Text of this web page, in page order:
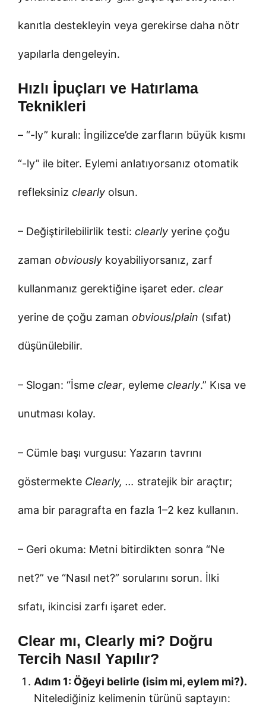
kanıtla destekleyin veya gerekirse daha nötr
yapılarla dengeleyin.
Hızlı İpuçları ve Hatırlama
Teknikleri
– “-ly” kuralı: İngilizce’de zarfların büyük kısmı
“-ly” ile biter. Eylemi anlatıyorsanız otomatik
refleksiniz clearly olsun.
– Değiştirilebilirlik testi: clearly yerine çoğu
zaman obviously koyabiliyorsanız, zarf
kullanmanız gerektiğine işaret eder. clear
yerine de çoğu zaman obvious/plain (sıfat)
düşünülebilir.
– Slogan: “İsme clear, eyleme clearly.” Kısa ve
unutması kolay.
– Cümle başı vurgusu: Yazarın tavrını
göstermekte Clearly, … stratejik bir araçtır;
ama bir paragrafta en fazla 1–2 kez kullanın.
– Geri okuma: Metni bitirdikten sonra “Ne
net?” ve “Nasıl net?” sorularını sorun. İlki
sıfatı, ikincisi zarfı işaret eder.
Clear mı, Clearly mi? Doğru
Tercih Nasıl Yapılır?
Adım 1: Öğeyi belirle (isim mi, eylem mi?).
Nitelediğiniz kelimenin türünü saptayın: